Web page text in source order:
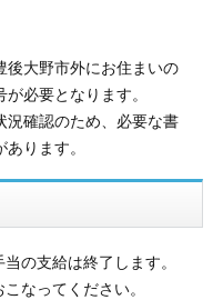
大野市外にお住まいの
必要となります。
確認のため、必要な書
ります。
の支給は終了します。
なってください。